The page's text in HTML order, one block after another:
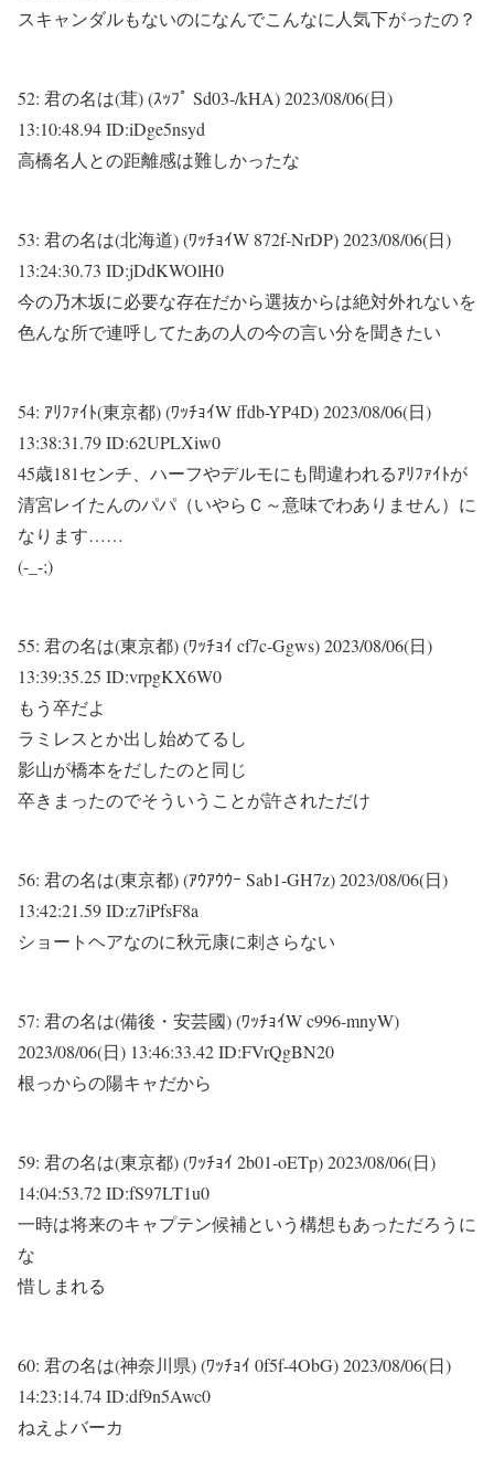
スキャンダルもないのになんでこんなに人気下がったの？
52: 君の名は(茸) (ｽｯﾌﾟ Sd03-/kHA)2023/08/06(日)
13:10:48.94 ID:iDge5nsyd
高橋名人との距離感は難しかったな
53: 君の名は(北海道) (ﾜｯﾁｮｲW 872f-NrDP)2023/08/06(日)
13:24:30.73 ID:jDdKWOlH0
今の乃木坂に必要な存在だから選抜からは絶対外れないを
色んな所で連呼してたあの人の今の言い分を聞きたい
54: ｱﾘﾌｧｲﾄ(東京都) (ﾜｯﾁｮｲW ffdb-YP4D)2023/08/06(日)
13:38:31.79 ID:62UPLXiw0
45歳181センチ、ハーフやデルモにも間違われるｱﾘﾌｧｲﾄが
清宮レイたんのパパ（いやらＣ～意味でわありません）に
なります……
(-_-;)
55: 君の名は(東京都) (ﾜｯﾁｮｲ cf7c-Ggws)2023/08/06(日)
13:39:35.25 ID:vrpgKX6W0
もう卒だよ
ラミレスとか出し始めてるし
影山が橋本をだしたのと同じ
卒きまったのでそういうことが許されただけ
56: 君の名は(東京都) (ｱｳｱｳｳｰ Sab1-GH7z)2023/08/06(日)
13:42:21.59 ID:z7iPfsF8a
ショートヘアなのに秋元康に刺さらない
57: 君の名は(備後・安芸國) (ﾜｯﾁｮｲW c996-mnyW)
2023/08/06(日) 13:46:33.42 ID:FVrQgBN20
根っからの陽キャだから
59: 君の名は(東京都) (ﾜｯﾁｮｲ 2b01-oETp)2023/08/06(日)
14:04:53.72 ID:fS97LT1u0
一時は将来のキャプテン候補という構想もあっただろうに
な
惜しまれる
60: 君の名は(神奈川県) (ﾜｯﾁｮｲ 0f5f-4ObG)2023/08/06(日)
14:23:14.74 ID:df9n5Awc0
ねえよバーカ